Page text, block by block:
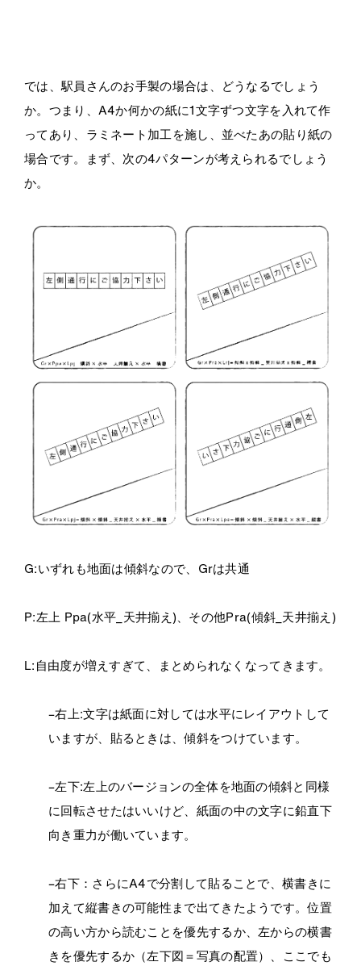
では、駅員さんのお手製の場合は、どうなるでしょう
か。つまり、A4か何かの紙に1文字ずつ文字を入れて作
ってあり、ラミネート加工を施し、並べたあの貼り紙の
場合です。まず、次の4パターンが考えられるでしょう
か。
G:いずれも地面は傾斜なので、Grは共通
P:左上 Ppa(水平_天井揃え)、その他Pra(傾斜_天井揃え)
L:自由度が増えすぎて、まとめられなくなってきます。
–右上:文字は紙面に対しては水平にレイアウトして
いますが、貼るときは、傾斜をつけています。
–左下:左上のバージョンの全体を地面の傾斜と同様
に回転させたはいいけど、紙面の中の文字に鉛直下
向き重力が働いています。
–右下：さらにA4で分割して貼ることで、横書きに
加えて縦書きの可能性まで出てきたようです。位置
の高い方から読むことを優先するか、左からの横書
きを優先するか（左下図＝写真の配置）、ここでも